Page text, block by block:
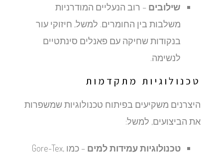
שילובים– רוב הנעליים המודרניות
משלבות בין החומרים. למשל, חיזוקי עור
בנקודות שחיקה עם פאנלים סינתטיים
לנשימה.
טכנולוגיות מתקדמות
היצרנים משקיעים בפיתוח טכנולוגיות שמשפרות
את הביצועים, למשל:
טכנולוגיות עמידות למים
– כמו Gore-Tex,